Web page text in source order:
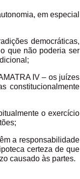
em especial
democráticas,
que não poderia ser
IV – os juízes
constitucionalmente
o exercício
a responsabilidade
certeza de que
causado às partes.